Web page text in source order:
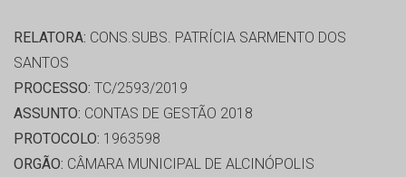
RELATORA: CONS.SUBS. PATRÍCIA SARMENTO DOS
SANTOS
PROCESSO: TC/2593/2019
ASSUNTO: CONTAS DE GESTÃO 2018
PROTOCOLO: 1963598
ORGÃO: CÂMARA MUNICIPAL DE ALCINÓPOLIS